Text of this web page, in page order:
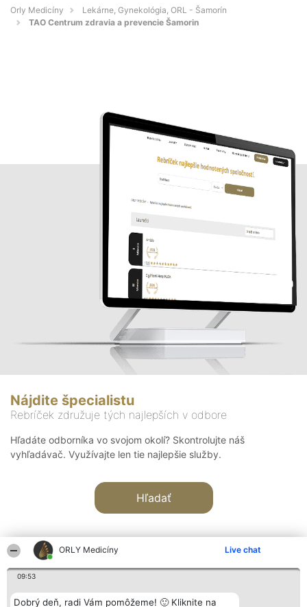
ORLY Medicíny Live chat
09:53
Dobrý deň, radi Vám pomôžeme! 🙂 Kliknite na
Orly Medicíny
Lekárne, Gynekológia, ORL - Šamorín
TAO Centrum zdravia a prevencie Šamorin
Nájdite špecialistu
Rebríček združuje tých najlepších v odbore
Hľadáte odborníka vo svojom okolí? Skontrolujte náš
vyhľadávač. Využívajte len tie najlepšie služby.
Hľadať
Organizátor hodnotenia Hodnotenie Kontakt